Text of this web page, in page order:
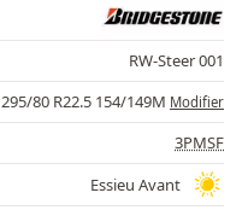
RW-Steer 001
295/80 R22.5 154/149M Modifier
3PMSF
Essieu Avant